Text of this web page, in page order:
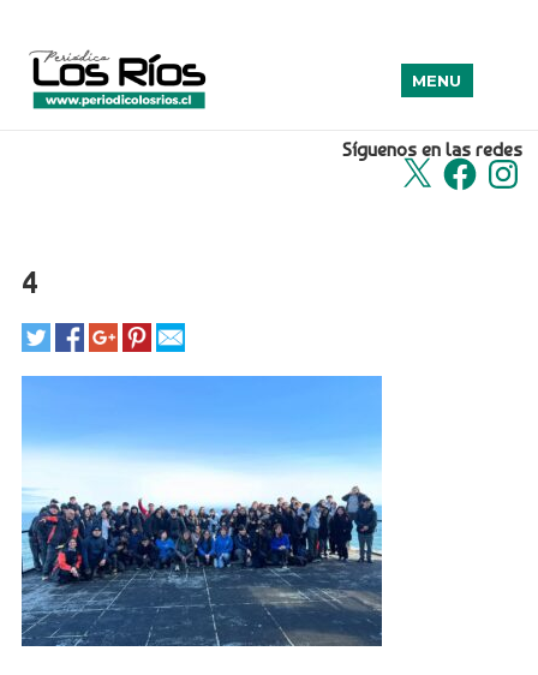
Síguenos en las redes
X Facebook
MENU
4